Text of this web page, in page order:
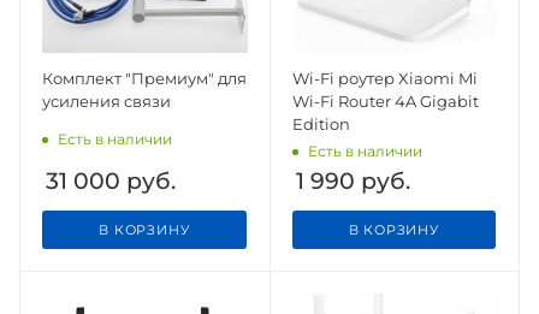
Комплект "Премиум" для
усиления связи
Есть в наличии
31 000 руб.
В КОРЗИНУ
Wi-Fi роутер Xiaomi Mi
Wi-Fi Router 4A Gigabit
Edition
Есть в наличии
1 990 руб.
В КОРЗИНУ